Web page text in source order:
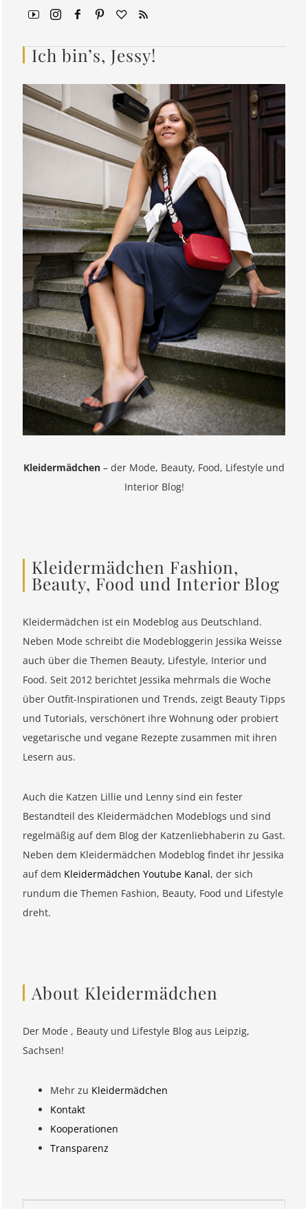
Ich bin’s, Jessy!
Kleidermädchen – der Mode, Beauty, Food, Lifestyle und
Interior Blog!
Kleidermädchen Fashion,
Beauty, Food und Interior Blog
Kleidermädchen ist ein Modeblog aus Deutschland.
Neben Mode schreibt die Modebloggerin Jessika Weisse
auch über die Themen Beauty, Lifestyle, Interior und
Food. Seit 2012 berichtet Jessika mehrmals die Woche
über Outfit-Inspirationen und Trends, zeigt Beauty Tipps
und Tutorials, verschönert ihre Wohnung oder probiert
vegetarische und vegane Rezepte zusammen mit ihren
Lesern aus.
Auch die Katzen Lillie und Lenny sind ein fester
Bestandteil des Kleidermädchen Modeblogs und sind
regelmäßig auf dem Blog der Katzenliebhaberin zu Gast.
Neben dem Kleidermädchen Modeblog findet ihr Jessika
auf dem Kleidermädchen Youtube Kanal, der sich
rundum die Themen Fashion, Beauty, Food und Lifestyle
dreht.
About Kleidermädchen
Der Mode , Beauty und Lifestyle Blog aus Leipzig,
Sachsen!
Mehr zu Kleidermädchen
Kontakt
Kooperationen
Transparenz